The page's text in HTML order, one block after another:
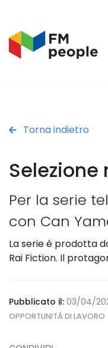
Torna indietro
Per la serie
con Can
La serie è prodotta
Rai Fiction. Il
Pubblicato il: 03/04/
OPPORTUNITÀ DI LAVORO